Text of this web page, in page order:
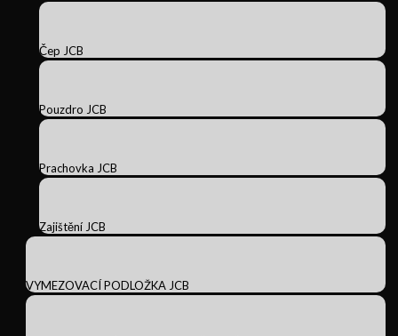
Čep JCB
Pouzdro JCB
Prachovka JCB
Zajištění JCB
VYMEZOVACÍ PODLOŽKA JCB